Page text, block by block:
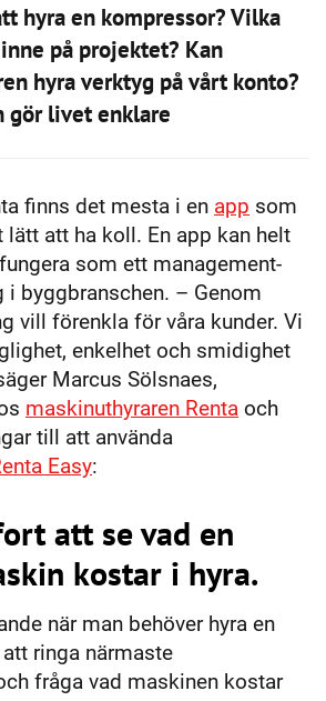
hyra en kompressor? Vilka
på projektet? Kan
hyra verktyg på vårt konto?
gör livet enklare
finns det mesta i en app som
lätt att ha koll. En app kan helt
som ett management-
i byggbranschen. – Genom
vill förenkla för våra kunder. Vi
enkelhet och smidighet
Marcus Sölsnaes,
maskinuthyraren Renta och
till att använda
Easy:
att se vad en
kostar i hyra.
när man behöver hyra en
ringa närmaste
fråga vad maskinen kostar